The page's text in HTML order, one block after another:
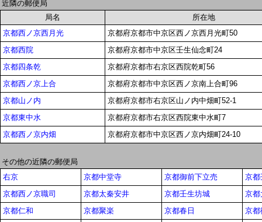
近隣の郵便局
局名
所在地
京都西ノ京西月光
京都府京都市中京区西ノ京西月光町50
京都西院
京都府京都市中京区壬生仙念町24
京都四条乾
京都府京都市右京区西院乾町56
京都西ノ京上合
京都府京都市中京区西ノ京南上合町96
京都山ノ内
京都府京都市右京区山ノ内中畑町52-1
京都東中水
京都府京都市右京区西院東中水町7
京都西ノ京内畑
京都府京都市中京区西ノ京内畑町24-10
その他の近隣の郵便局
右京
京都中堂寺 京都御前下立売
京都
京都西ノ京職司
京都太秦安井 京都壬生坊城
京都
京都仁和
京都聚楽 京都春日
京都